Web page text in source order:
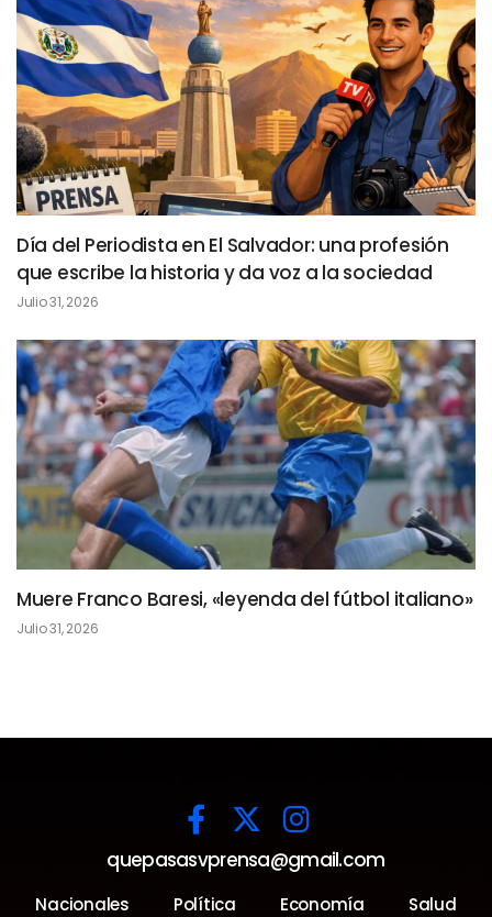
Día del Periodista en El Salvador: una profesión
que escribe la historia y da voz a la sociedad
Julio 31, 2026
Muere Franco Baresi, «leyenda del fútbol italiano»
Julio 31, 2026
quepasasvprensa@gmail.com
Nacionales Política Economía Salud